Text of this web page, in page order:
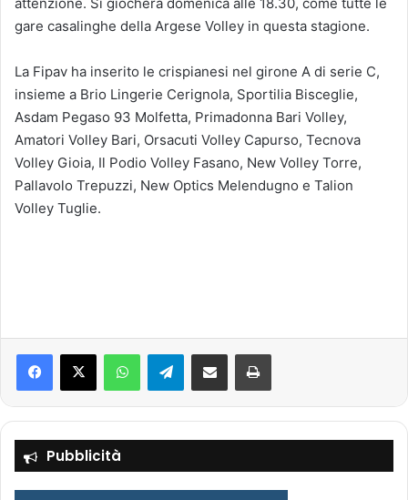
gare casalinghe della Argese Volley in questa stagione.
La Fipav ha inserito le crispianesi nel girone A di serie C,
insieme a Brio Lingerie Cerignola, Sportilia Bisceglie,
Asdam Pegaso 93 Molfetta, Primadonna Bari Volley,
Amatori Volley Bari, Orsacuti Volley Capurso, Tecnova
Volley Gioia, Il Podio Volley Fasano, New Volley Torre,
Pallavolo Trepuzzi, New Optics Melendugno e Talion
Volley Tuglie.
Telegram
Pubblicità